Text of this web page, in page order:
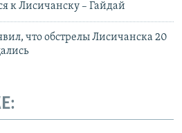
к Лисичанску – Гайдай
что обстрелы Лисичанска 20